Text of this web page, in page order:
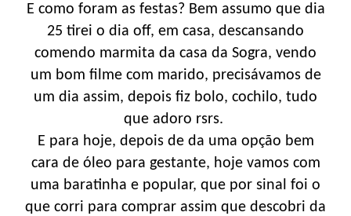
E como foram as festas? Bem assumo que dia
25 tirei o dia off, em casa, descansando
comendo marmita da casa da Sogra, vendo
um bom filme com marido, precisávamos de
um dia assim, depois fiz bolo, cochilo, tudo
que adoro rsrs.
E para hoje, depois de da uma opção bem
cara de óleo para gestante, hoje vamos com
uma baratinha e popular, que por sinal foi o
que corri para comprar assim que descobri da